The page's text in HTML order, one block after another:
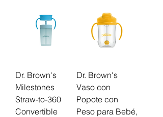
Dr. Brown's
Milestones
Straw-to-360
Convertible
Dr. Brown's
Vaso con
Popote con
Peso para Bebé,